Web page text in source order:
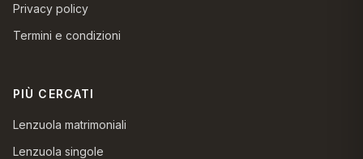
Privacy policy
Termini e condizioni
PIÙ CERCATI
Lenzuola matrimoniali
Lenzuola singole